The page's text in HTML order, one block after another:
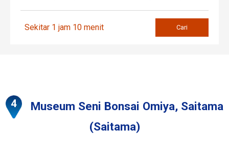
Sekitar 1 jam 10 menit Cari
Museum Seni Bonsai Omiya, Saitama
(Saitama)